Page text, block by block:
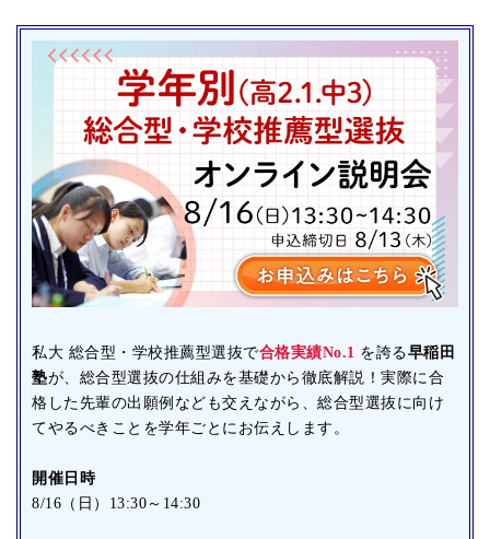
私大 総合型・学校推薦型選抜で合格実績No.1 を誇る早稲田
塾が、総合型選抜の仕組みを基礎から徹底解説！実際に合
格した先輩の出願例なども交えながら、総合型選抜に向け
てやるべきことを学年ごとにお伝えします。
開催日時
8/16（日）13:30～14:30